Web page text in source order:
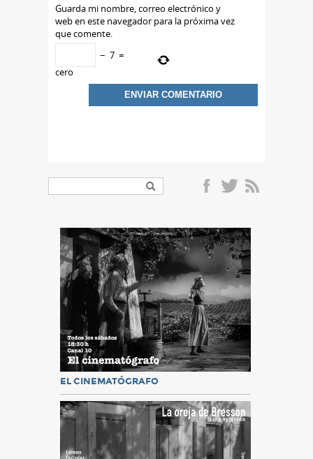
Guarda mi nombre, correo electrónico y
web en este navegador para la próxima vez
que comente.
− 7 =
cero
EL CINEMATÓGRAFO